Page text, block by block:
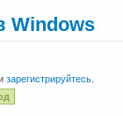
Windows
зарегистрируйтесь.